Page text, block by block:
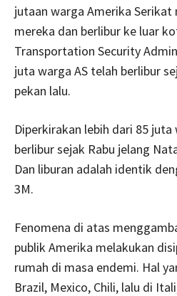
jutaan warga Amerika
mereka dan berlibur ke luar
Transportation Security
juta warga AS telah berlibur
pekan lalu.
Diperkirakan lebih dari 85
berlibur sejak Rabu jelang
Dan liburan adalah identik
3M.
Fenomena di atas
publik Amerika melakukan
rumah di masa endemi. Hal
Brazil, Mexico, Chili, lalu di